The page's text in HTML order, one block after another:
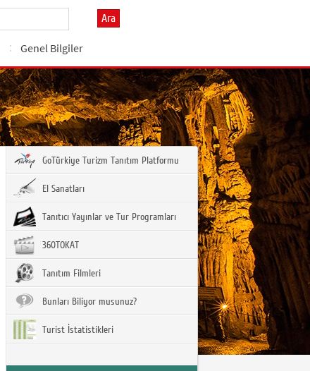
Ara
Genel Bilgiler
GoTürkiye Turizm Tanıtım Platformu
El Sanatları
Tanıtıcı Yayınlar ve Tur Programları
360TOKAT
Tanıtım Filmleri
Bunları Biliyor musunuz?
Turist İstatistikleri